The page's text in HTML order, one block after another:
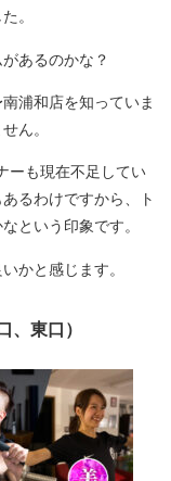
。
あるのかな？
浦和店を知っていま
ん。
ーも現在不足してい
るわけですから、ト
という印象です。
かと感じます。
、東口）